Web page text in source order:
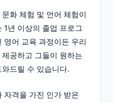
화 체험 및 언어 체험이
1년 이상의 졸업 프로그
영어 교육 과정이든 우리
공하고 그들이 원하는
드릴 수 있습니다.
자격을 가진 인가 받은